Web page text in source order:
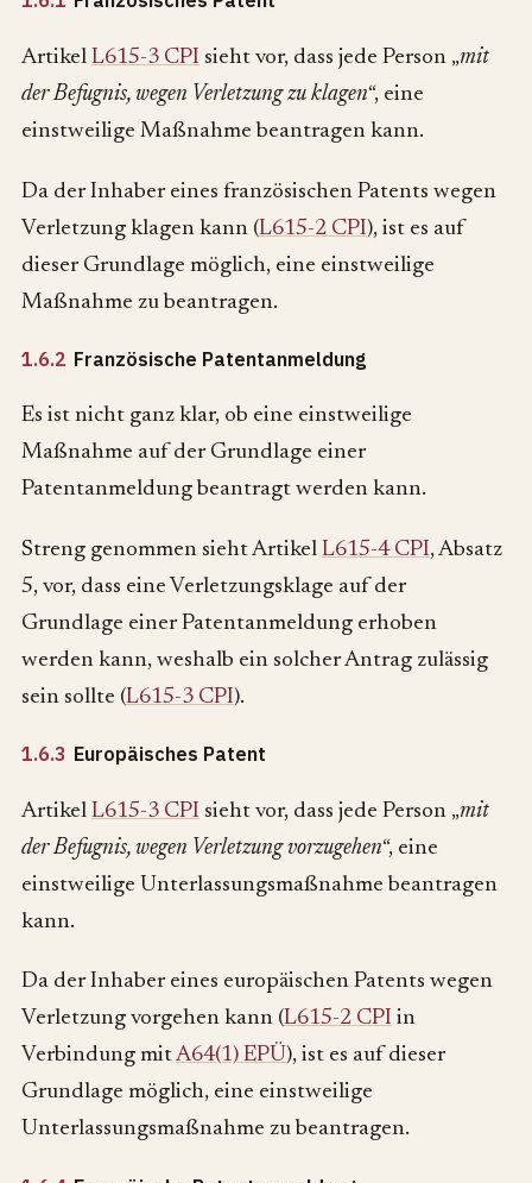
Artikel L615-3 CPI sieht vor, dass jede Person „mit
der Befugnis, wegen Verletzung zu klagen“, eine
einstweilige Maßnahme beantragen kann.
Da der Inhaber eines französischen Patents wegen
Verletzung klagen kann (L615-2 CPI), ist es auf
dieser Grundlage möglich, eine einstweilige
Maßnahme zu beantragen.
1.6.2 Französische Patentanmeldung
Es ist nicht ganz klar, ob eine einstweilige
Maßnahme auf der Grundlage einer
Patentanmeldung beantragt werden kann.
Streng genommen sieht Artikel L615-4 CPI, Absatz
5, vor, dass eine Verletzungsklage auf der
Grundlage einer Patentanmeldung erhoben
werden kann, weshalb ein solcher Antrag zulässig
sein sollte (L615-3 CPI).
1.6.3 Europäisches Patent
Artikel L615-3 CPI sieht vor, dass jede Person „mit
der Befugnis, wegen Verletzung vorzugehen“, eine
einstweilige Unterlassungsmaßnahme beantragen
kann.
Da der Inhaber eines europäischen Patents wegen
Verletzung vorgehen kann (L615-2 CPI in
Verbindung mitA64(1) EPÜ), ist es auf dieser
Grundlage möglich, eine einstweilige
Unterlassungsmaßnahme zu beantragen.